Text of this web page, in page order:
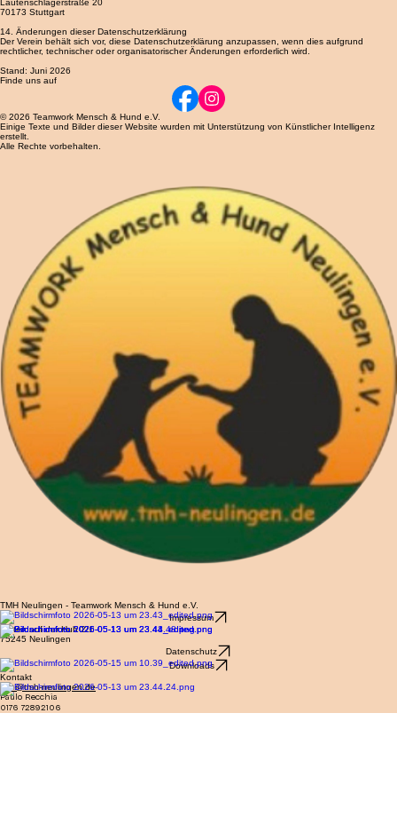
13. Beschwerderecht
Sie haben das Recht, sich bei einer Datenschutzaufsichtsbehörde zu beschweren.
Zuständige Aufsichtsbehörde:
Der Landesbeauftragte für den Datenschutz und die Informationsfreiheit Baden-Württemberg
Lautenschlagerstraße 20
70173 Stuttgart
14. Änderungen dieser Datenschutzerklärung
Der Verein behält sich vor, diese Datenschutzerklärung anzupassen, wenn dies aufgrund
rechtlicher, technischer oder organisatorischer Änderungen erforderlich wird.
Stand: Juni 2026
Finde uns auf
TMH Neulingen - Teamwork Mensch & Hund e.V.
Hinten auf der Hub 2/1